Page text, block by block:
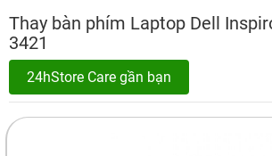
Thay bàn phím Laptop Dell
3421
24hStore Care gần bạn